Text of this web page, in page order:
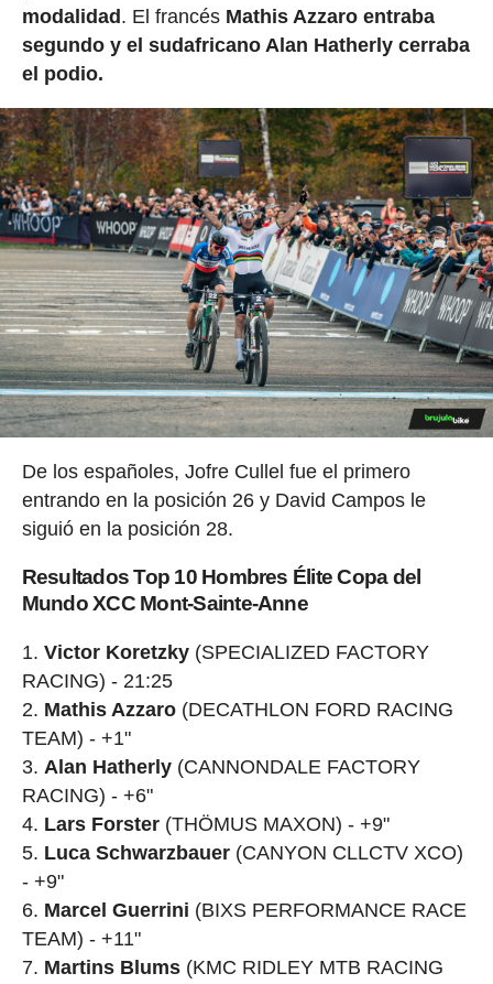
modalidad. El francés Mathis Azzaro entraba
segundo y el sudafricano Alan Hatherly cerraba
el podio.
De los españoles, Jofre Cullel fue el primero
entrando en la posición 26 y David Campos le
siguió en la posición 28.
Resultados Top 10 Hombres Élite Copa del
Mundo XCC Mont-Sainte-Anne
Victor Koretzky(SPECIALIZED FACTORY
RACING) - 21:25
Mathis Azzaro(DECATHLON FORD RACING
TEAM) - +1"
Alan Hatherly(CANNONDALE FACTORY
RACING) - +6"
Lars Forster(THÖMUS MAXON) - +9"
Luca Schwarzbauer(CANYON CLLCTV XCO)
- +9"
Marcel Guerrini (BIXS PERFORMANCE RACE
TEAM) - +11"
Martins Blums(KMC RIDLEY MTB RACING